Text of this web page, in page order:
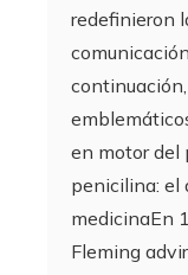
redefinieron
en motor del
penicilina: el
medicinaEn
Fleming